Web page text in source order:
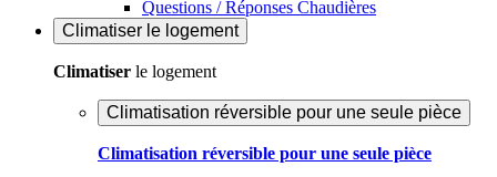
Questions / Réponses Chaudières
Climatiser le logement
Climatiser le logement
Climatisation réversible pour une seule pièce
Climatisation réversible pour une seule pièce